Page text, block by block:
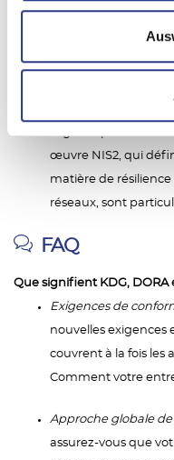
Expertise
approfondie du
permettons de
œuvre NIS2, qui
matière de
réseaux, sont
FAQ
Que signifient KDG, DORA
Exigences de
nouvelles exigences
couvrent à la fois les
Comment votre
Approche globale
assurez-vous que